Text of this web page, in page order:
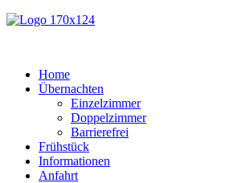
Home
Übernachten
Einzelzimmer
Doppelzimmer
Barrierefrei
Frühstück
Informationen
Anfahrt